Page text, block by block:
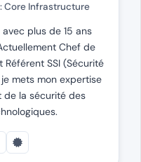
Core Infrastructure
plus de 15 ans
Chef de
SSI (Sécurité
mets mon expertise
de la sécurité des